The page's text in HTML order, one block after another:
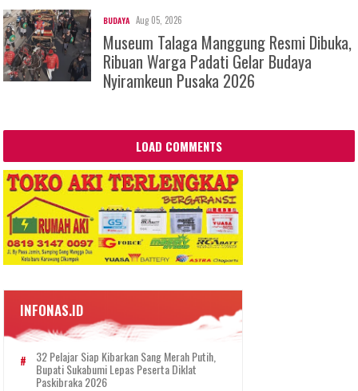
BUDAYA Aug 05, 2026
Museum Talaga Manggung Resmi Dibuka,
Ribuan Warga Padati Gelar Budaya
Nyiramkeun Pusaka 2026
LOAD COMMENTS
INFONAS.ID
32 Pelajar Siap Kibarkan Sang Merah Putih,
Bupati Sukabumi Lepas Peserta Diklat
Paskibraka 2026